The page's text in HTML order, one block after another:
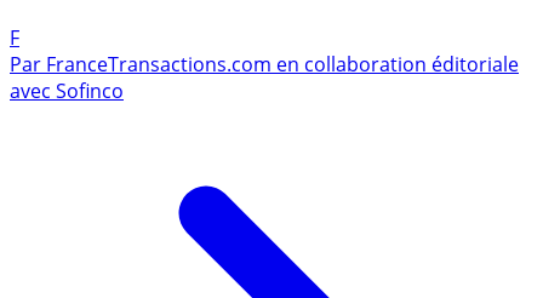
F
Par FranceTransactions.com en collaboration éditoriale
avec Sofinco